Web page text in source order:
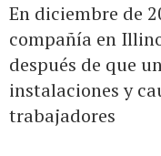
En diciembre de
compañía en
después de que
instalaciones y
trabajadores